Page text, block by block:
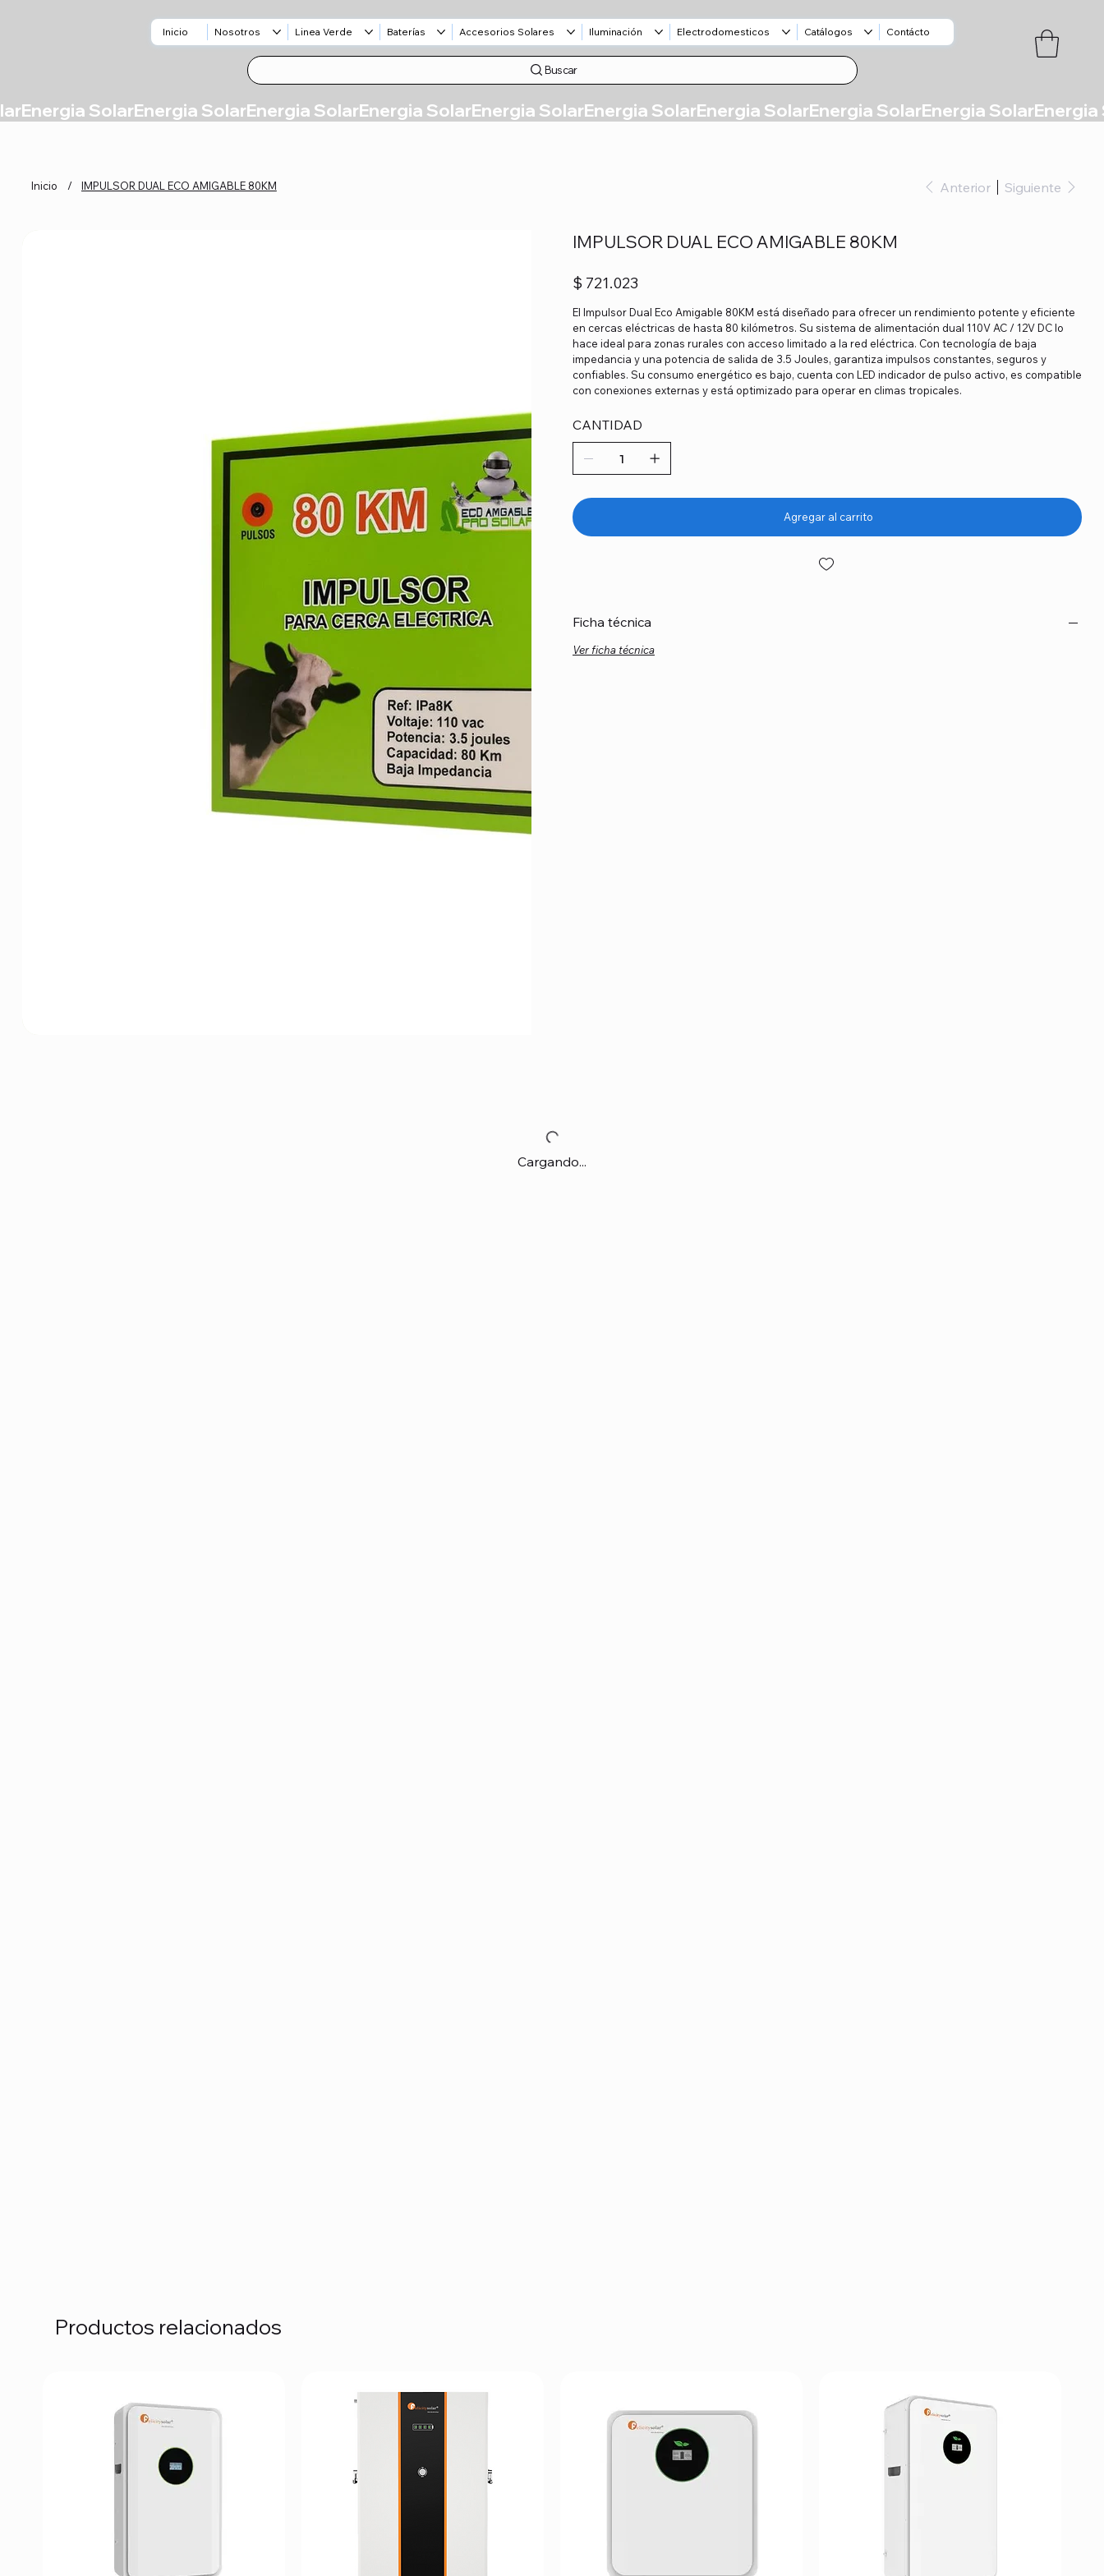
Inicio Nosotros Linea Verde Baterías Accesorios Solares Iluminación Electrodomesticos Catálogos Contácto
Buscar
Inicio / IMPULSOR DUAL ECO AMIGABLE 80KM Anterior Siguiente
IMPULSOR DUAL ECO AMIGABLE 80KM
Precio
$ 721.023
El Impulsor Dual Eco Amigable 80KM está diseñado para ofrecer un rendimiento potente y eficiente
en cercas eléctricas de hasta 80 kilómetros. Su sistema de alimentación dual 110V AC / 12V DC lo
hace ideal para zonas rurales con acceso limitado a la red eléctrica. Con tecnología de baja
impedancia y una potencia de salida de 3.5 Joules, garantiza impulsos constantes, seguros y
confiables. Su consumo energético es bajo, cuenta con LED indicador de pulso activo, es compatible
con conexiones externas y está optimizado para operar en climas tropicales.
CANTIDAD
Agregar al carrito
Ficha técnica
Ver ficha técnica
Cargando...
Productos relacionados